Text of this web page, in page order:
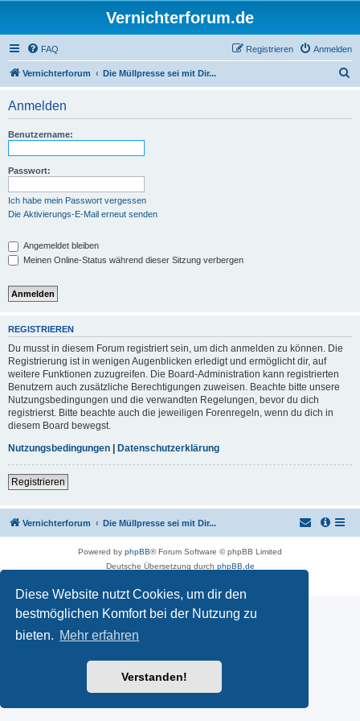
Diese Website nutzt Cookies, um dir den
bestmöglichen Komfort bei der Nutzung zu
bieten. Mehr erfahren
Verstanden!
Vernichterforum.de
FAQ Anmelden
Registrieren
Vernichterforum Die Müllpresse sei mit Dir...
Anmelden
Benutzername:
Passwort:
Ich habe mein Passwort vergessen
Die Aktivierungs-E-Mail erneut senden
Angemeldet bleiben
Meinen Online-Status während dieser Sitzung verbergen
REGISTRIEREN
Du musst in diesem Forum registriert sein, um dich anmelden zu können. Die
Registrierung ist in wenigen Augenblicken erledigt und ermöglicht dir, auf
weitere Funktionen zuzugreifen. Die Board-Administration kann registrierten
Benutzern auch zusätzliche Berechtigungen zuweisen. Beachte bitte unsere
Nutzungsbedingungen und die verwandten Regelungen, bevor du dich
registrierst. Bitte beachte auch die jeweiligen Forenregeln, wenn du dich in
diesem Board bewegst.
Nutzungsbedingungen | Datenschutzerklärung
Registrieren
Vernichterforum Die Müllpresse sei mit Dir...
Powered by phpBB® Forum Software © phpBB Limited
Deutsche Übersetzung durch phpBB.de